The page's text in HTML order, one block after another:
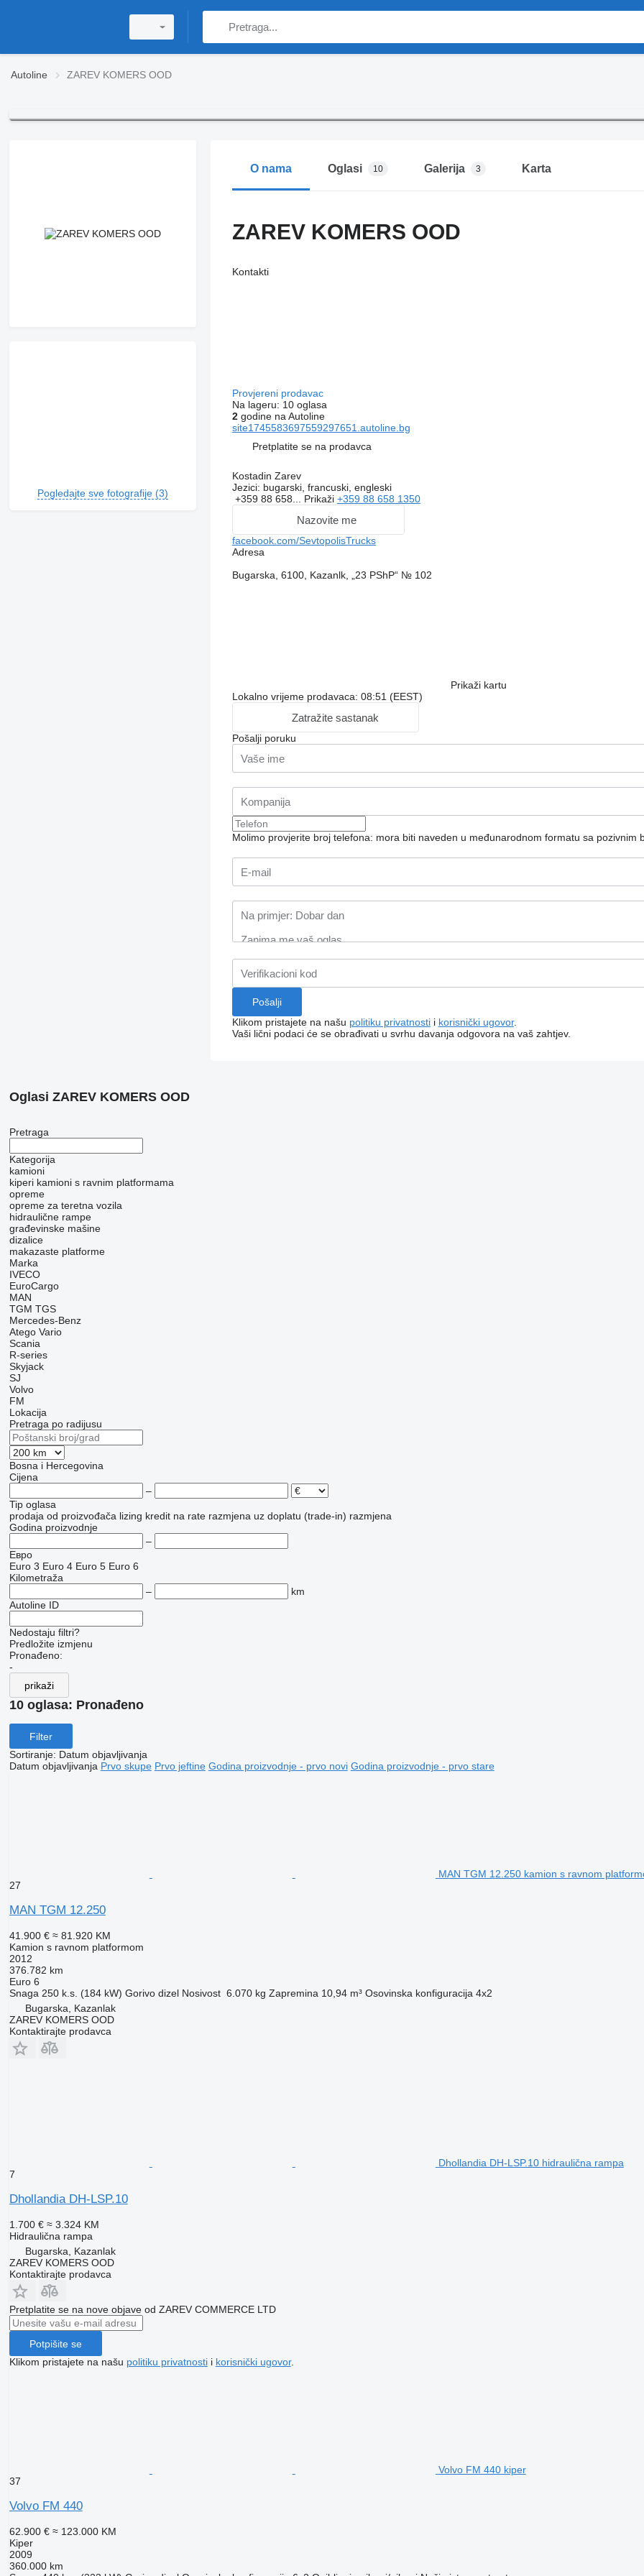
Autoline ZAREV KOMERS OOD
Pogledajte sve fotografije (3)
O nama Oglasi 10 Galerija 3 Karta
ZAREV KOMERS OOD
Kontakti
Provjereni prodavac
Na lageru: 10 oglasa
2godine na Autoline
site1745583697559297651.autoline.bg
Pretplatite se na prodavca
Kostadin Zarev
Jezici: bugarski, francuski, engleski
+359 88 658... Prikaži +359 88 658 1350
Nazovite me
facebook.com/SevtopolisTrucks
Adresa
Bugarska, 6100, Kazanlk, „23 PShP“ № 102
Prikaži kartu
Lokalno vrijeme prodavaca: 08:51 (EEST)
Zatražite sastanak
Pošalji poruku
Molimo provjerite broj telefona: mora biti naveden u međunarodnom formatu sa pozivnim
Klikom pristajete na našu politiku privatnostii korisnički ugovor.
Vaši lični podaci će se obrađivati ​​u svrhu davanja odgovora na vaš zahtjev.
Oglasi ZAREV KOMERS OOD
Pretraga
Kategorija
kamioni
kiperi kamioni s ravnim platformama
opreme
оpremе za teretna vozila
hidraulične rampe
građevinske mašine
dizalice
makazaste platforme
Marka
IVECO
EuroCargo
MAN
TGM TGS
Mercedes-Benz
Atego Vario
Scania
R-series
Skyjack
SJ
Volvo
FM
Lokacija
Pretraga po radijusu
Bosna i Hercegovina
Cijena
–
Tip oglasa
prodaja od proizvođača lizing kredit na rate razmjena uz doplatu (trade-in) razmjena
Godina proizvodnje
–
Евро
Euro 3 Euro 4 Euro 5 Euro 6
Kilometraža
–
km
Autoline ID
Nedostaju filtri?
Predložite izmjenu
Pronađeno:
-
prikaži
10 oglasa: Pronađeno
Filter
Sortiranje: Datum objavljivanja
Datum objavljivanja Prvo skupe Prvo jeftine Godina proizvodnje - prvo novi Godina proizvodnje - prvo stare
MAN TGM 12.250 kamion s ravnom
27
MAN TGM 12.250
41.900 € ≈ 81.920 KM
Kamion s ravnom platformom
2012
376.782 km
Euro 6
Snaga 250 k.s. (184 kW) Gorivo dizel Nosivost 6.070 kg Zapremina 10,94 m³ Osovinska konfiguracija 4x2
Bugarska, Kazanlak
ZAREV KOMERS OOD
Kontaktirajte prodavca
Dhollandia DH-LSP.10 hidraulična rampa
7
Dhollandia DH-LSP.10
1.700 € ≈ 3.324 KM
Hidraulična rampa
Bugarska, Kazanlak
ZAREV KOMERS OOD
Kontaktirajte prodavca
Pretplatite se na nove objave od ZAREV COMMERCE LTD
Potpišite se
Klikom pristajete na našu politiku privatnostii korisnički ugovor.
Volvo FM 440 kiper
37
Volvo FM 440
62.900 € ≈ 123.000 KM
Kiper
2009
360.000 km